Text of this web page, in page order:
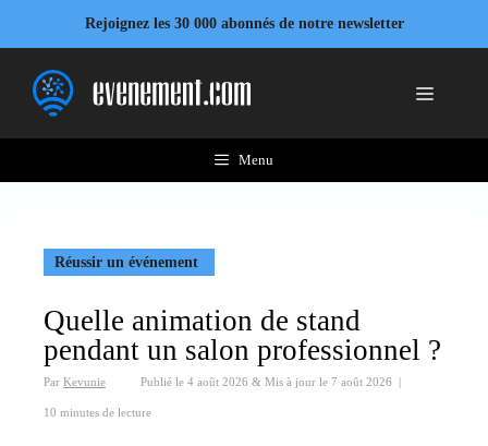
contenu
Rejoignez les 30 000 abonnés de notre newsletter
Menu
Menu
Réussir un événement
Quelle animation de stand
pendant un salon professionnel ?
Par Kevunie Publié le 4 août 2026 & Mis à jour le 7 août 2026 |
10 minutes de lecture